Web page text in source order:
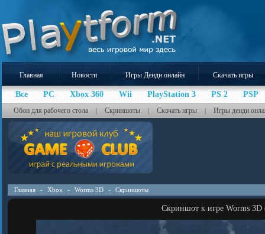
Главная Новости Игры Денди онлайн Скачать игры
Все PC Xbox 360 Wii PlayStation 3 PS 2 PSP
Обои для рабочего стола | Скриншоты | Скачать игры | Игры денди
Главная - Xbox - Worms 3D - Скриншоты
Скриншот к игре Worms 3D